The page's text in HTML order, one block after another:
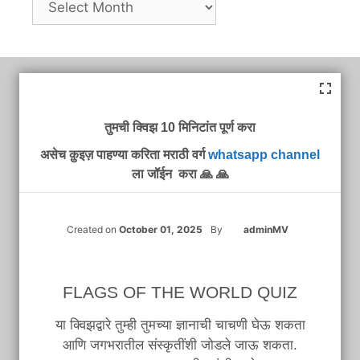
तुमची क्विझ 10 मिनिटांत पूर्ण करा
असेच क़ुइज़ पाहण्या करिता मराठी वर्गwhatsapp channel
ला जॉईन करा 🙏 🙏
Created on October 01, 2025 By adminMV
FLAGS OF THE WORLD QUIZ
या क्विझद्वारे तुम्ही तुमच्या ज्ञानाची चाचणी घेऊ शकता
आणि जगभरातील संस्कृतींशी जोडले जाऊ शकता.